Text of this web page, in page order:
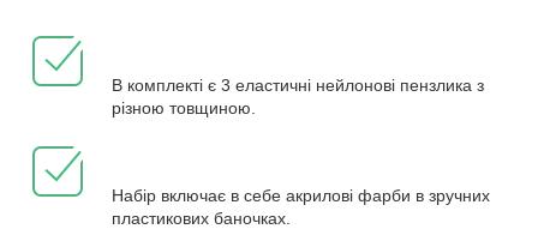
В комплекті є 3 еластичні нейлонові пензлика з
різною товщиною.
Набір включає в себе акрилові фарби в зручних
пластикових баночках.